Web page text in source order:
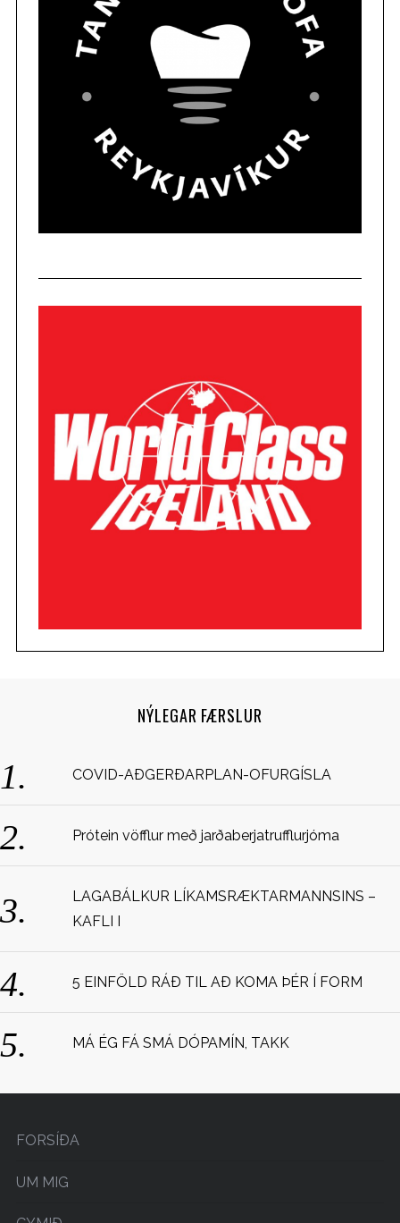
NÝLEGAR FÆRSLUR
COVID-AÐGERÐARPLAN-OFURGÍSLA
Prótein vöfflur með jarðaberjatrufflurjóma
LAGABÁLKUR LÍKAMSRÆKTARMANNSINS –
KAFLI I
5 EINFÖLD RÁÐ TIL AÐ KOMA ÞÉR Í FORM
MÁ ÉG FÁ SMÁ DÓPAMÍN, TAKK
FORSÍÐA
UM MIG